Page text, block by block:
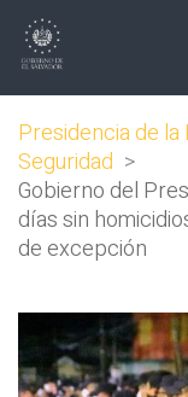
Presidencia de la
Seguridad >
Gobierno del
días sin
de excepción